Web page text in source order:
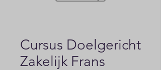
Cursus Doelgericht
Zakelijk Frans